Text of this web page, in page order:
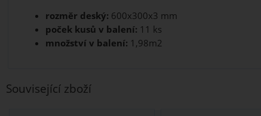
rozměr deský: 600x300x3 mm
poček kusů v balení: 11 ks
množství v balení: 1,98m2
Související zboží